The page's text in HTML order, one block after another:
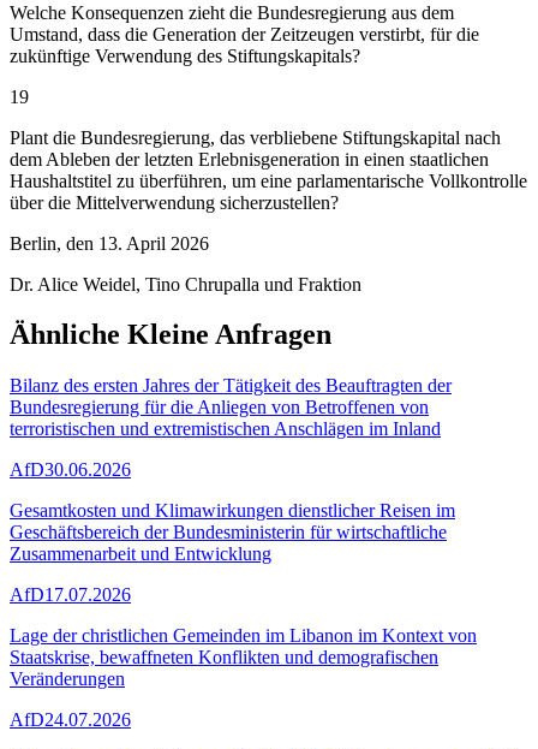
Welche Konsequenzen zieht die Bundesregierung aus dem
Umstand, dass die Generation der Zeitzeugen verstirbt, für die
zukünftige Verwendung des Stiftungskapitals?
19
Plant die Bundesregierung, das verbliebene Stiftungskapital nach
dem Ableben der letzten Erlebnisgeneration in einen staatlichen
Haushaltstitel zu überführen, um eine parlamentarische Vollkontrolle
über die Mittelverwendung sicherzustellen?
Berlin, den 13. April 2026
Dr. Alice Weidel, Tino Chrupalla und Fraktion
Ähnliche Kleine Anfragen
Bilanz des ersten Jahres der Tätigkeit des Beauftragten der
Bundesregierung für die Anliegen von Betroffenen von
terroristischen und extremistischen Anschlägen im Inland
AfD30.06.2026
Gesamtkosten und Klimawirkungen dienstlicher Reisen im
Geschäftsbereich der Bundesministerin für wirtschaftliche
Zusammenarbeit und Entwicklung
AfD17.07.2026
Lage der christlichen Gemeinden im Libanon im Kontext von
Staatskrise, bewaffneten Konflikten und demografischen
Veränderungen
AfD24.07.2026